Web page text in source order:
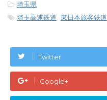
-埼玉県
-埼玉高速鉄道, 東日本旅客鉄道
Twitter
Google+